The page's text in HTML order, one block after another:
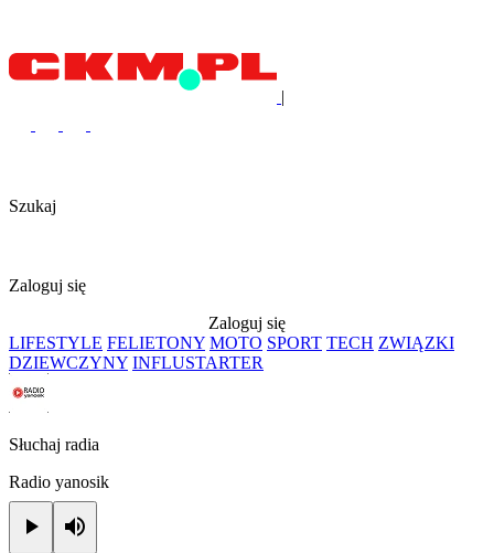
|
Szukaj
Zaloguj się
Zaloguj się
LIFESTYLE FELIETONY MOTO SPORT TECH ZWIĄZKI
DZIEWCZYNY INFLUSTARTER
Słuchaj radia
Radio yanosik
Play